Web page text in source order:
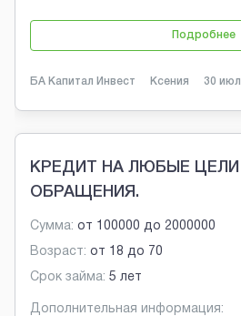
Подробнее
БА Капитал Инвест Ксения 30
КРЕДИТ НА ЛЮБЫЕ ЦЕЛИ
ОБРАЩЕНИЯ.
Сумма: от 100000 до 2000000
Возраст: от 18 до 70
Срок займа: 5 лет
Дополнительная информация: